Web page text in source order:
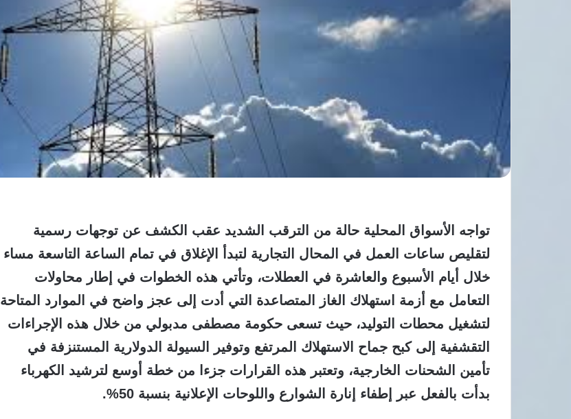
تواجه الأسواق المحلية حالة من الترقب الشديد عقب الكشف عن توجهات رسمية
لتقليص ساعات العمل في المحال التجارية لتبدأ الإغلاق في تمام الساعة التاسعة مساء
خلال أيام الأسبوع والعاشرة في العطلات، وتأتي هذه الخطوات في إطار محاولات
التعامل مع أزمة استهلاك الغاز المتصاعدة التي أدت إلى عجز واضح في الموارد المتاحة
لتشغيل محطات التوليد، حيث تسعى حكومة مصطفى مدبولي من خلال هذه الإجراءات
التقشفية إلى كبح جماح الاستهلاك المرتفع وتوفير السيولة الدولارية المستنزفة في
تأمين الشحنات الخارجية، وتعتبر هذه القرارات جزءا من خطة أوسع لترشيد الكهرباء
بدأت بالفعل عبر إطفاء إنارة الشوارع واللوحات الإعلانية بنسبة 50%.